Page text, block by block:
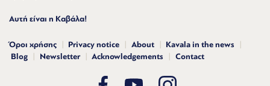
Αυτή είναι η Καβάλα!
Όροι χρήσης Privacy notice About
Kavala in the news
Blog
Newsletter Acknowledgements Contact